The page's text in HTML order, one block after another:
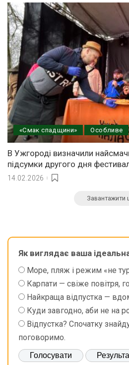
«Смак спадщини» Особливе
В Ужгороді визначили
підсумки другого дня
14.02.2026
Завантажити
Як виглядає ваша
Море, пляж і режим «не
Карпати — свіже повітря,
Найкраща відпустка —
Куди завгодно, аби не на
Відпустка? Спочатку
поговоримо.